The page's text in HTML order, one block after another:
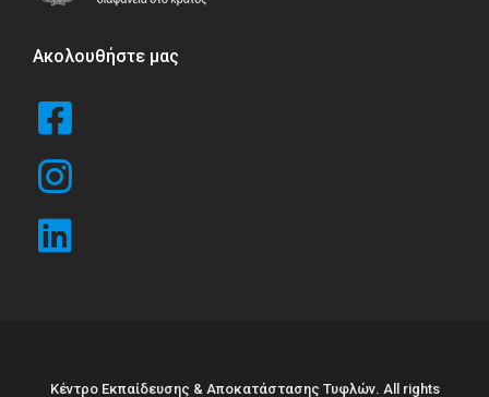
Ακολουθήστε μας
Κέντρο Εκπαίδευσης & Αποκατάστασης Τυφλών. All rights